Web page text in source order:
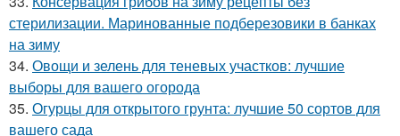
стерилизации. Маринованные подберезовики в банках
на зиму
34. Овощи и зелень для теневых участков: лучшие
выборы для вашего огорода
35. Огурцы для открытого грунта: лучшие 50 сортов для
вашего сада